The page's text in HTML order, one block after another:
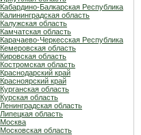
Кабардино-Балкарская Республика
Калининградская область
Калужская область
Камчатская область
Карачаево-Черкесская Республика
Кемеровская область
Кировская область
Костромская область
Краснодарский край
Красноярский край
Курганская область
Курская область
Ленинградская область
Липецкая область
Москва
Московская область